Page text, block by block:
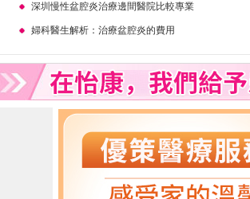
深圳慢性盆腔炎治療邊間醫院比較專業
婦科醫生解析：治療盆腔炎的費用